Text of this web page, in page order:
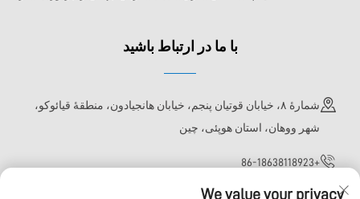
با ما در ارتباط باشید
شمارهٔ ۸، خیابان قوتیان پنجم، خیابان هانجیادون، منطقهٔ قیائوکو،
شهر ووهان، استان هوپئی، چین
+86-18638118923
[email protected]
We value your privacy